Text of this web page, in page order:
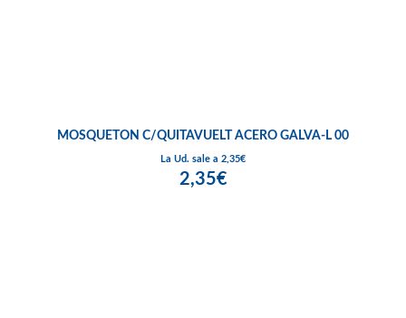
MOSQUETON C/QUITAVUELT ACERO GALVA-L 00
La Ud. sale a 2,35€
2,35€